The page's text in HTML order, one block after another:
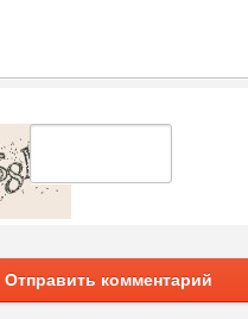
Отправить комментарий